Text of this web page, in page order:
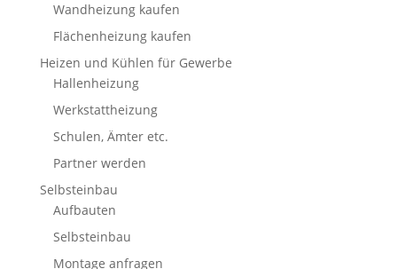
Wandheizung kaufen
Flächenheizung kaufen
Heizen und Kühlen für Gewerbe
Hallenheizung
Werkstattheizung
Schulen, Ämter etc.
Partner werden
Selbsteinbau
Aufbauten
Selbsteinbau
Montage anfragen